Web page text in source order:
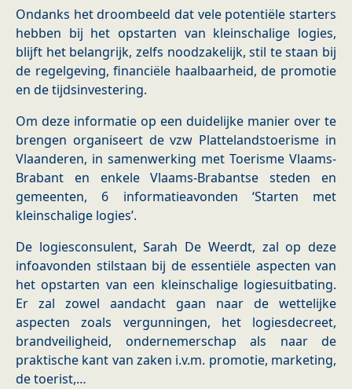
Ondanks het droombeeld dat vele potentiële starters
hebben bij het opstarten van kleinschalige logies,
blijft het belangrijk, zelfs noodzakelijk, stil te staan bij
de regelgeving, financiële haalbaarheid, de promotie
en de tijdsinvestering.
Om deze informatie op een duidelijke manier over te
brengen organiseert de vzw Plattelandstoerisme in
Vlaanderen, in samenwerking met Toerisme Vlaams-
Brabant en enkele Vlaams-Brabantse steden en
gemeenten, 6 informatieavonden ‘Starten met
kleinschalige logies’.
De logiesconsulent, Sarah De Weerdt, zal op deze
infoavonden stilstaan bij de essentiële aspecten van
het opstarten van een kleinschalige logiesuitbating.
Er zal zowel aandacht gaan naar de wettelijke
aspecten zoals vergunningen, het logiesdecreet,
brandveiligheid, ondernemerschap als naar de
praktische kant van zaken i.v.m. promotie, marketing,
de toerist,…